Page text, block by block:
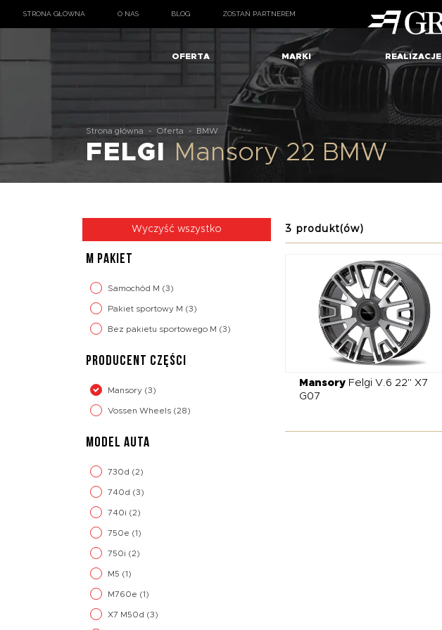
STRONA GŁÓWNA O NAS BLOG ZOSTAŃ PARTNEREM
OFERTA MARKI REALIZACJE
Strona główna - Oferta - BMW
FELGI Mansory 22 BMW
Wyczyść wszystko
M PAKIET
Samochód M (3)
Pakiet sportowy M (3)
Bez pakietu sportowego M (3)
PRODUCENT CZĘŚCI
Mansory (3)
Vossen Wheels (28)
MODEL AUTA
730d (2)
740d (3)
740i (2)
750e (1)
750i (2)
M5 (1)
M760e (1)
X7 M50d (3)
3 produkt(ów)
MansoryFelgi V.6 22" X7
G07